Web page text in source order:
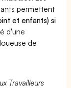
permettent
et enfants) si
d'une
de
Travailleurs